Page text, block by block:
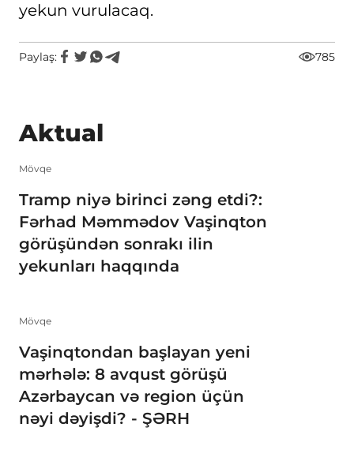
yekun vurulacaq.
Paylaş: 785
Aktual
Mövqe
Tramp niyə birinci zəng etdi?:
Fərhad Məmmədov Vaşinqton
görüşündən sonrakı ilin
yekunları haqqında
Mövqe
Vaşinqtondan başlayan yeni
mərhələ: 8 avqust görüşü
Azərbaycan və region üçün
nəyi dəyişdi? - ŞƏRH